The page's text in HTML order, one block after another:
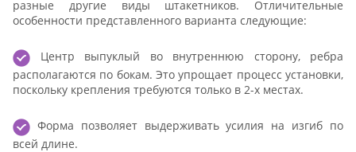
разные другие виды штакетников. Отличительные
особенности представленного варианта следующие:
Центр выпуклый во внутреннюю сторону, ребра
располагаются по бокам. Это упрощает процесс установки,
поскольку крепления требуются только в 2-х местах.
Форма позволяет выдерживать усилия на изгиб по
всей длине.